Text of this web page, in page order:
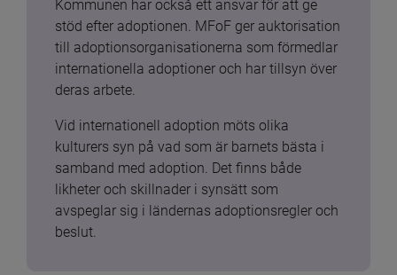
Kommunen har också ett ansvar för att ge
stöd efter adoptionen. MFoF ger auktorisation
till adoptionsorganisationerna som förmedlar
internationella adoptioner och har tillsyn över
deras arbete.
Vid internationell adoption möts olika
kulturers syn på vad som är barnets bästa i
samband med adoption. Det finns både
likheter och skillnader i synsätt som
avspeglar sig i ländernas adoptionsregler och
beslut.